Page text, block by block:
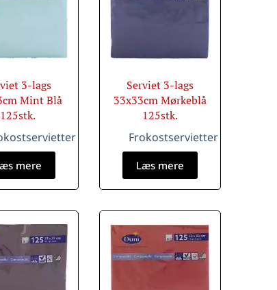
3-lags
Mint Blå
125stk.
mere
Serviet 3-lags
33x33cm Mørkeblå
125stk.
Frokostservietter
Læs mere